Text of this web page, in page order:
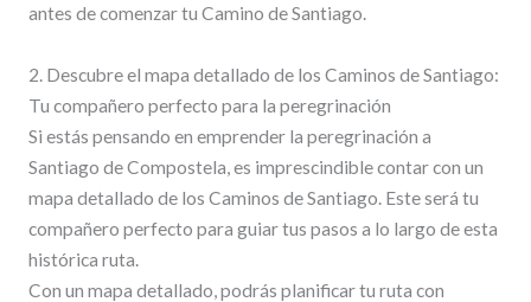
antes de comenzar tu Camino de Santiago.
2. Descubre el mapa detallado de los Caminos de Santiago:
Tu compañero perfecto para la peregrinación
Si estás pensando en emprender la peregrinación a
Santiago de Compostela, es imprescindible contar con un
mapa detallado de los Caminos de Santiago. Este será tu
compañero perfecto para guiar tus pasos a lo largo de esta
histórica ruta.
Con un mapa detallado, podrás planificar tu ruta con